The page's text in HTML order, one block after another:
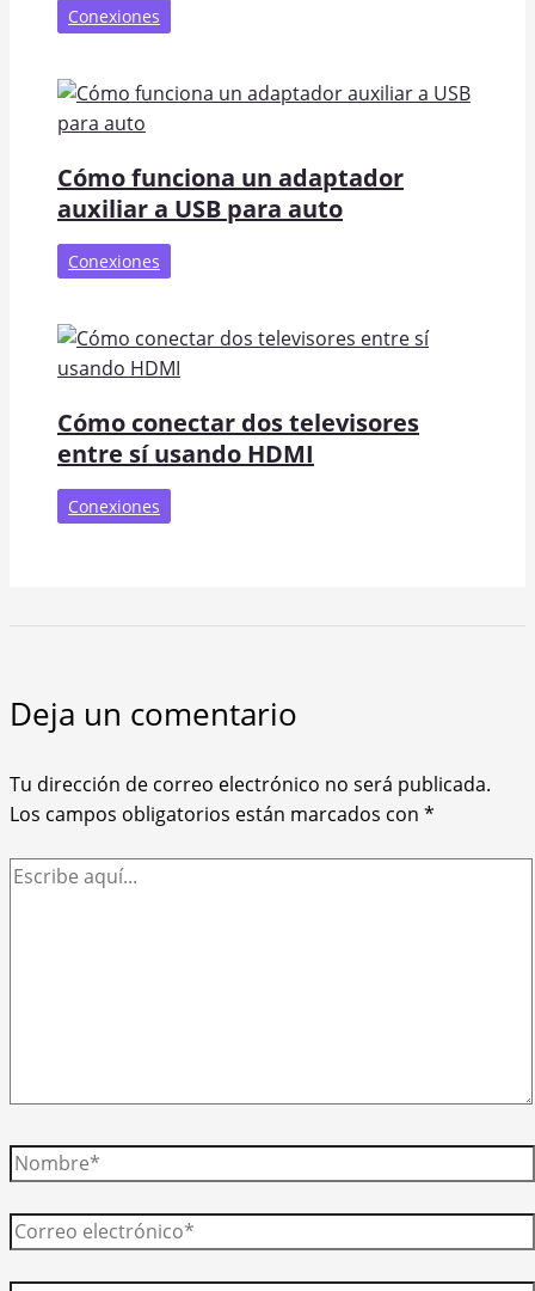
Conexiones
Cómo funciona un adaptador
auxiliar a USB para auto
Conexiones
Cómo conectar dos televisores
entre sí usando HDMI
Conexiones
Deja un comentario
Tu dirección de correo electrónico no será publicada.
Los campos obligatorios están marcados con *
Escribe
Nombre*
Correo
electrónico*